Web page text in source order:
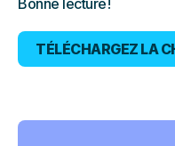
TÉLÉCHARGEZ LA